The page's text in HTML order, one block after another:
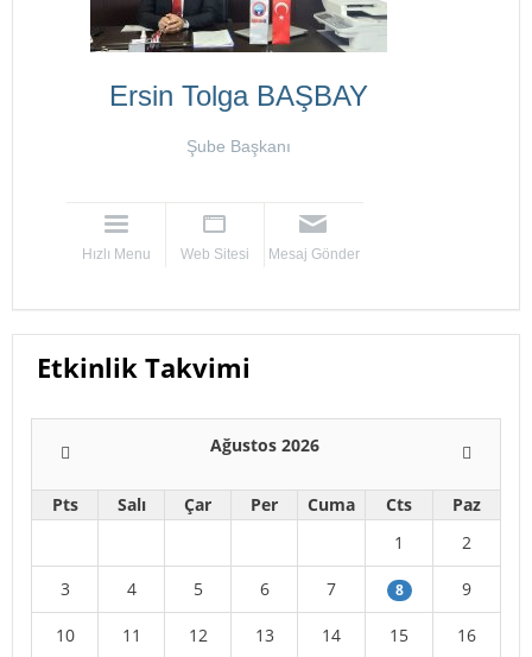
Ersin Tolga BAŞBAY
Şube Başkanı
Hızlı Menu Web Sitesi Mesaj Gönder
Etkinlik Takvimi
Ağustos 2026
Pts Salı Çar Per Cuma Cts
Paz
1
2
3 4 5 6 7 8 9
10 11 12 13 14 15 16